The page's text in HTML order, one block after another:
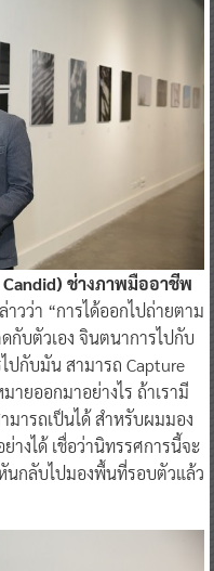
ช่างภาพมืออาชีพ
วว่า “การได้ออกไปถ่ายตาม
กับตัวเอง จินตนาการไปกับ
ไปกับมัน สามารถ Capture
ายออกมาอย่างไร ถ้าเรามี
มารถเป็นได้ สำหรับผมมอง
างได้ เชื่อว่านิทรรศการนี้จะ
กลับไปมองพื้นที่รอบตัวแล้ว